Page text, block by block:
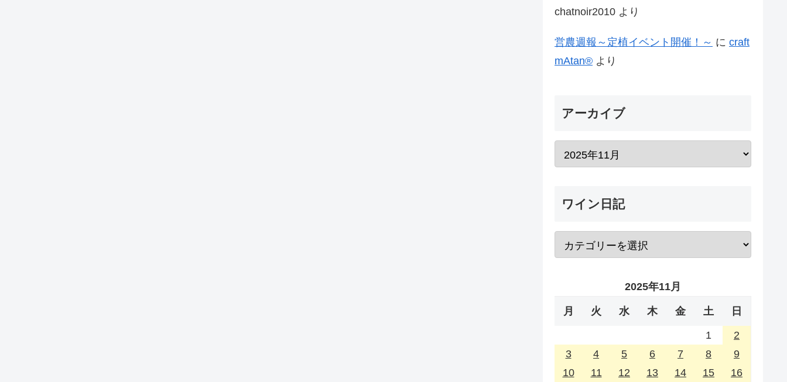
chatnoir2010 より
営農週報～定植イベント開催！～ に craft
mAtan® より
アーカイブ
ワイン日記
2025年11月
月 火 水 木 金 土 日
1
2
3
4 5 6 7 8
9
10
11 12 13 14 15 16